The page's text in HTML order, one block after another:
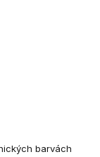
barvách